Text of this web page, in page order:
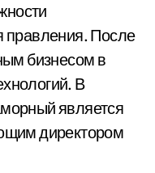
правления. После
бизнесом в
В
является
директором